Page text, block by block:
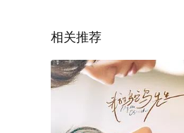
相关推荐